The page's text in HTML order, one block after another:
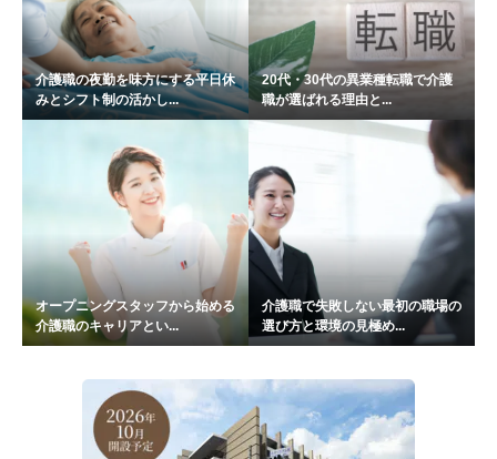
介護職の夜勤を味方にする平日休
みとシフト制の活かし...
20代・30代の異業種転職で介護
職が選ばれる理由と...
オープニングスタッフから始める
介護職のキャリアとい...
介護職で失敗しない最初の職場の
選び方と環境の見極め...